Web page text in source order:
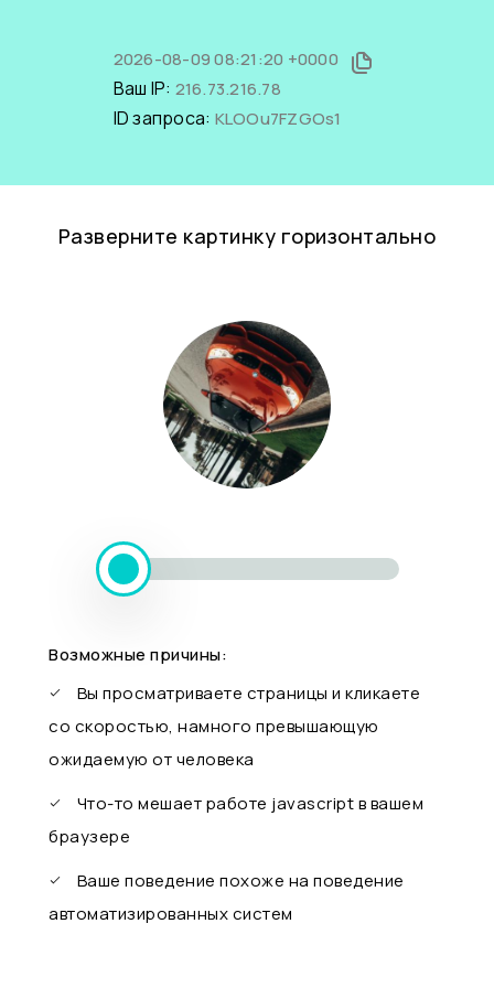
2026-08-09 08:21:20 +0000
Ваш IP: 216.73.216.78
ID запроса: KLOOu7FZGOs1
Разверните картинку горизонтально
Возможные причины:
Вы просматриваете страницы и кликаете
со скоростью, намного превышающую
ожидаемую от человека
Что-то мешает работе javascript в вашем
браузере
Ваше поведение похоже на поведение
автоматизированных систем